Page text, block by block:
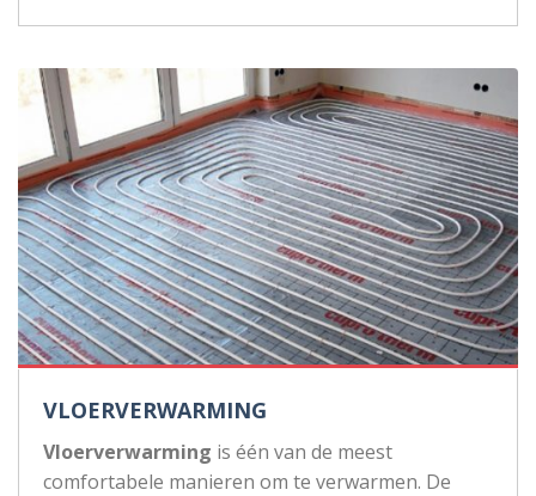
VLOERVERWARMING
Vloerverwarming is één van de meest
comfortabele manieren om te verwarmen. De